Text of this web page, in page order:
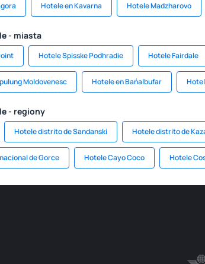
Hotele en Kavarna Hotele Madzharovo
- miasta
Hotele Spisske Podhradie Hotele Fairdale
Moldovenesc Hotele en Bańalbufar
- regiony
Hotele distrito de Sandanski Hotele distrito de
de Gorce Hotele Cayo Coco Hotele